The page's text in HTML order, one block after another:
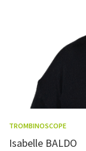
TROMBINOSCOPE
Isabelle BALDO